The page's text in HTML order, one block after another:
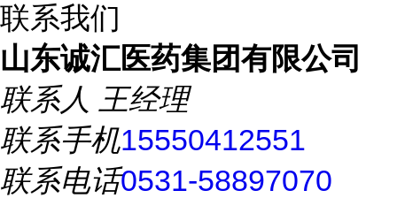
联系我们
山东诚汇医药集团有限公司
联系人 王经理
联系手机15550412551
联系电话0531-58897070